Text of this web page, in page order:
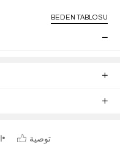
BEDEN TABLOSU
توصية